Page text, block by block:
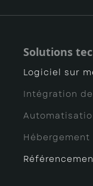
Solutions
Logiciel sur
Intégration